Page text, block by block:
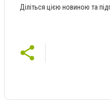
Діліться цією новиною та